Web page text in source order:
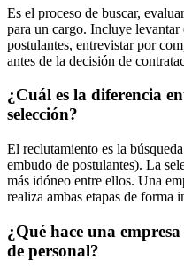
Es el proceso de buscar,
para un cargo. Incluye
postulantes, entrevistar por
antes de la decisión de
¿Cuál es la diferencia
selección?
El reclutamiento es la
embudo de postulantes). La
más idóneo entre ellos. Una
realiza ambas etapas de forma
¿Qué hace una
de personal?